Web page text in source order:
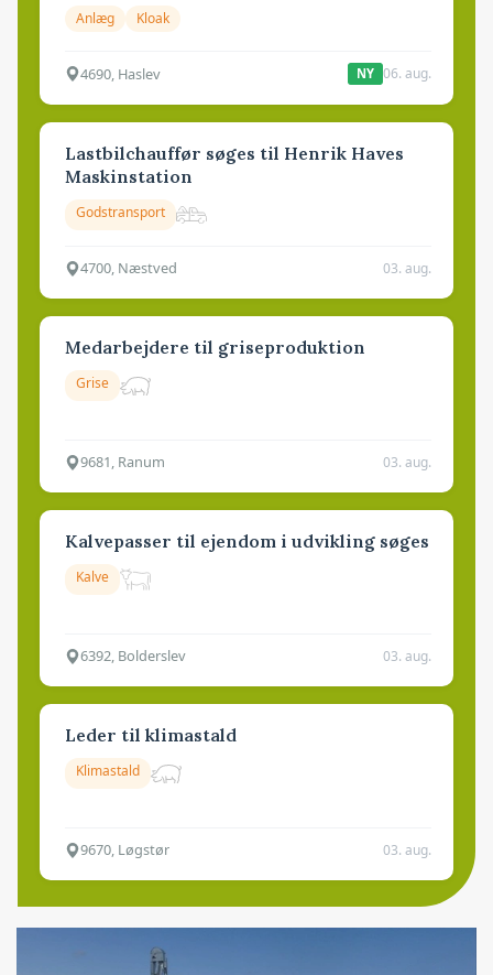
Anlæg Kloak
4690, Haslev NY 06. aug.
Lastbilchauffør søges til Henrik Haves
Maskinstation
Godstransport
4700, Næstved 03. aug.
Medarbejdere til griseproduktion
Grise
9681, Ranum 03. aug.
Kalvepasser til ejendom i udvikling søges
Kalve
6392, Bolderslev 03. aug.
Leder til klimastald
Klimastald
9670, Løgstør 03. aug.